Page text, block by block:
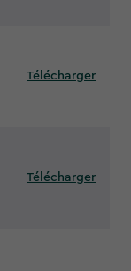
Télécharger
Télécharger